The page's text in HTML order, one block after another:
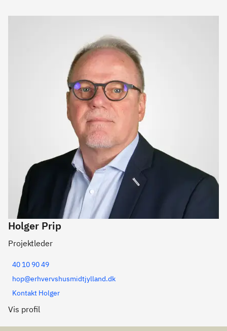
Holger Prip
Projektleder
40 10 90 49
hop@erhvervshusmidtjylland.dk
Kontakt Holger
Vis profil